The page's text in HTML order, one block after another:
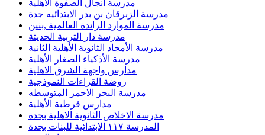
مدرسة أنجال الصفوة الاهلية
مدرسة الزبرقان بن بدر الابتدائيه جدة
مدرسة الموارد الرائدة العالمية ,بنين
مدرسة دار التربية الحديثة
مدرسة الأمجاد الثانوية الأهلية الثانية
مدرسة الأذكياء الصغار الأهلية
مدارس واجهة الشرق الاهلية
روضة القراءات النموذجية
مدرسة البحر الاحمر المتوسطه
مدارس قرطبة الأهلية
مدرسة الاخلاص الثانوية الاهلية بجدة
المدرسة ١١٧ الابتدائية للبنات بجدة